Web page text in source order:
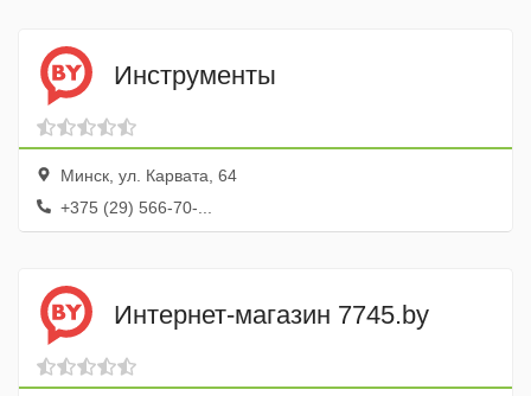
Инструменты
Минск, ул. Карвата, 64
+375 (29) 566-70-...
Интернет-магазин 7745.by